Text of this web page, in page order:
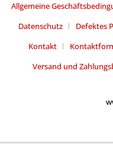
Allgemeine
Datenschutz
Defektes
Kontakt
Versand und